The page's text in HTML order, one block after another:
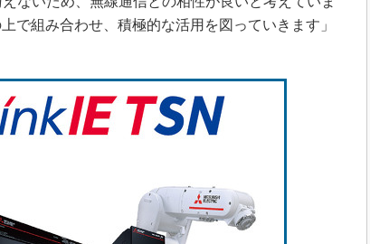
で組み合わせ、積極的な活用を図っていきます」